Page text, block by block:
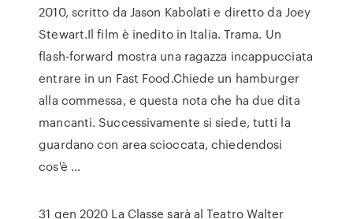
2010, scritto da Jason Kabolati e diretto da Joey
Stewart.Il film è inedito in Italia. Trama. Un
flash-forward mostra una ragazza incappucciata
entrare in un Fast Food.Chiede un hamburger
alla commessa, e questa nota che ha due dita
mancanti. Successivamente si siede, tutti la
guardano con area scioccata, chiedendosi
cos'è …
31 gen 2020 La Classe sarà al Teatro Walter